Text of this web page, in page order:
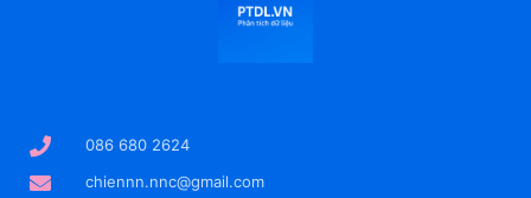
086 680 2624
chiennn.nnc@gmail.com